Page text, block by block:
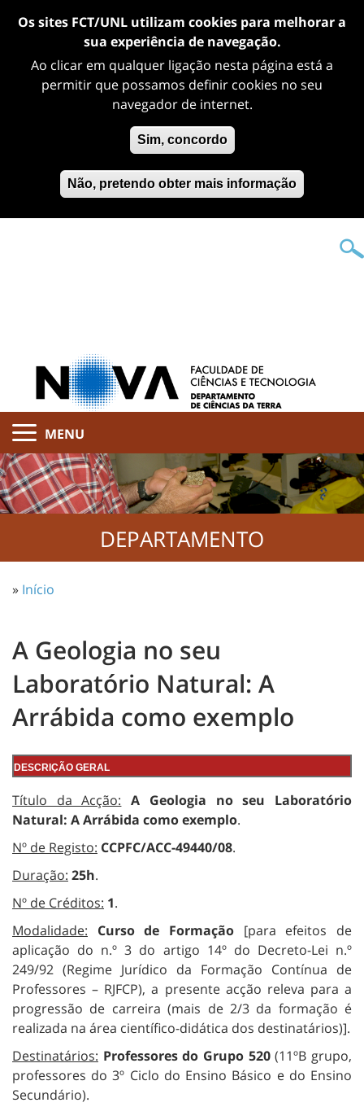
Os sites FCT/UNL utilizam cookies para melhorar a
sua experiência de navegação.
Ao clicar em qualquer ligação nesta página está a
permitir que possamos definir cookies no seu
navegador de internet.
Sim, concordo
Não, pretendo obter mais informação
MENU
DEPARTAMENTO
» Início
A Geologia no seu
Laboratório Natural: A
Arrábida como exemplo
DESCRIÇÃO GERAL
Título da Acção: A Geologia no seu Laboratório
Natural: A Arrábida como exemplo.
Nº de Registo: CCPFC/ACC-49440/08.
Duração: 25h.
Nº de Créditos: 1.
Modalidade:
Curso de Formação [para efeitos de
aplicação do n.º 3 do artigo 14º do Decreto-Lei n.º
249/92 (Regime Jurídico da Formação Contínua de
Professores – RJFCP), a presente acção releva para a
progressão de carreira (mais de 2/3 da formação é
realizada na área científico-didática dos destinatários)].
Destinatários: Professores do Grupo 520(11ºB grupo,
professores do 3º Ciclo do Ensino Básico e do Ensino
Secundário).